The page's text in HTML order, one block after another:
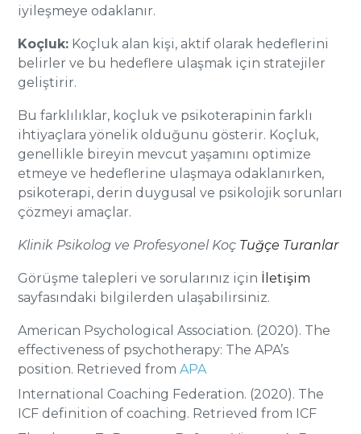
iyileşmeye odaklanır.
Koçluk: Koçluk alan kişi, aktif olarak hedeflerini
belirler ve bu hedeflere ulaşmak için stratejiler
geliştirir.
Bu farklılıklar, koçluk ve psikoterapinin farklı
ihtiyaçlara yönelik olduğunu gösterir. Koçluk,
genellikle bireyin mevcut yaşamını optimize
etmeye ve hedeflerine ulaşmaya odaklanırken,
psikoterapi, derin duygusal ve psikolojik sorunları
çözmeyi amaçlar.
Klinik Psikolog ve Profesyonel Koç Tuğçe Turanlar
Görüşme talepleri ve sorularınız için İletişim
sayfasındaki bilgilerden ulaşabilirsiniz.
American Psychological Association. (2020). The
effectiveness of psychotherapy: The APA’s
position. Retrieved fromAPA
International Coaching Federation. (2020). The
ICF definition of coaching. Retrieved from ICF